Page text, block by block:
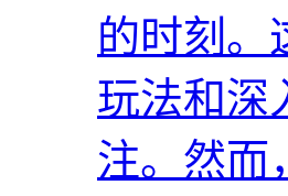
的时刻。
玩法和深
注。然而